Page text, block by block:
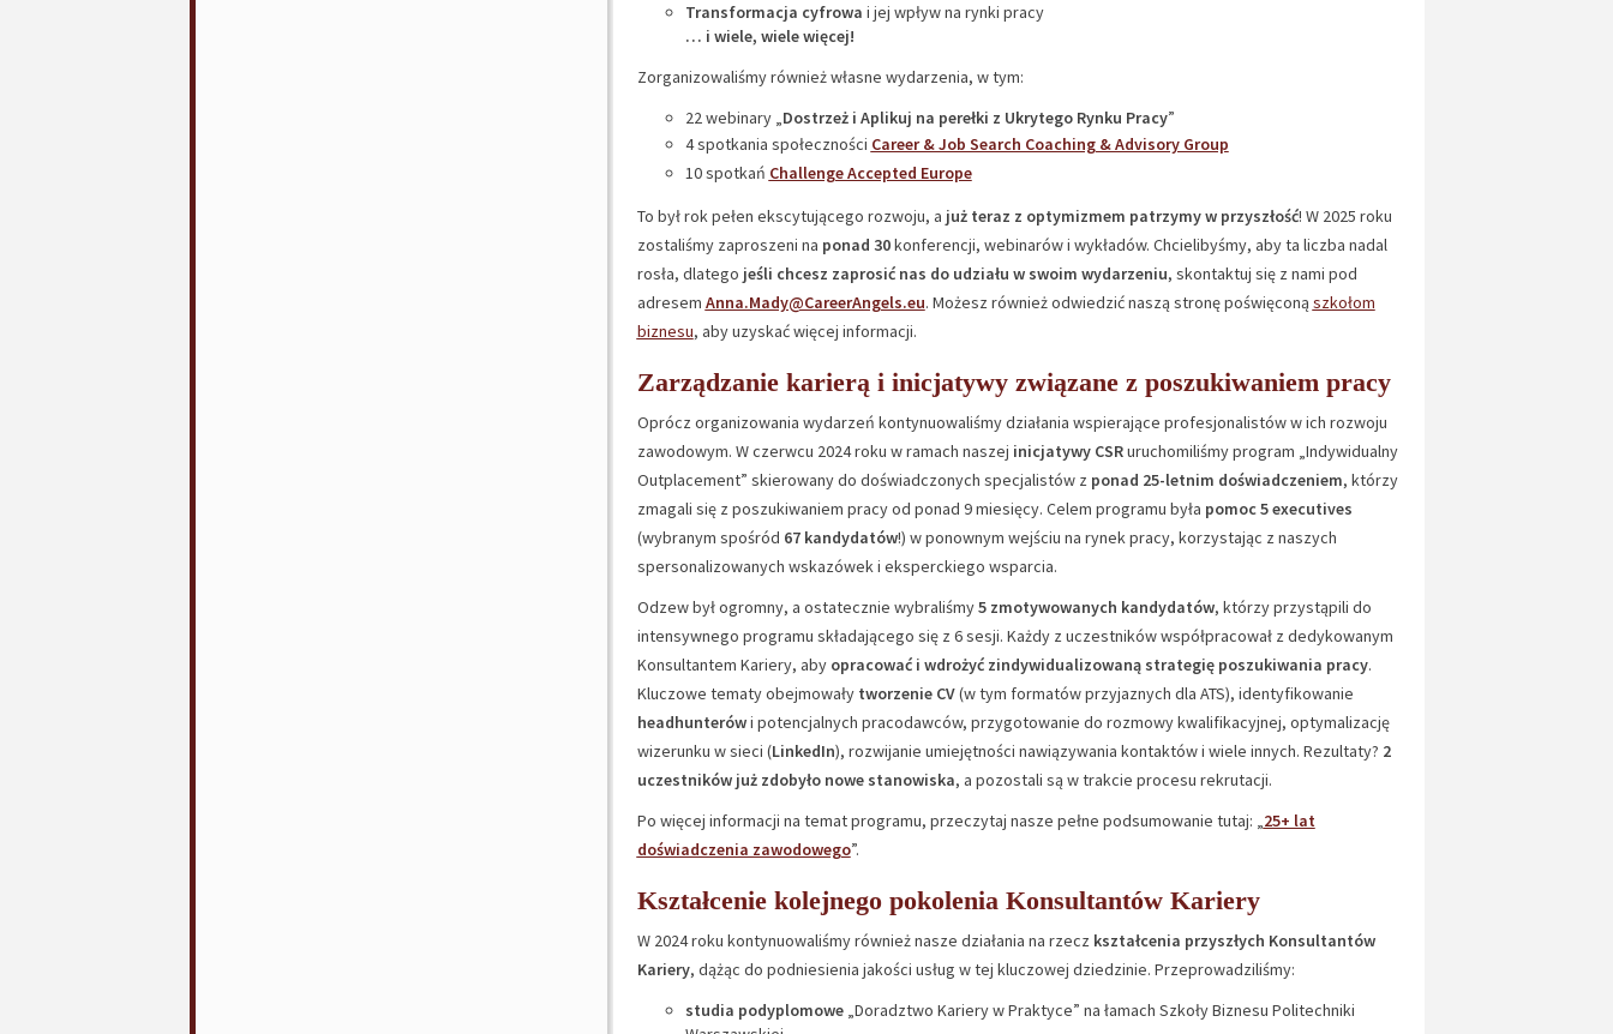
Transformacja cyfrowa i jej wpływ na rynki pracy
… i wiele, wiele więcej!
Zorganizowaliśmy również własne wydarzenia, w tym:
22 webinary „Dostrzeż i Aplikuj na perełki z Ukrytego Rynku Pracy”
4 spotkania społeczności Career & Job Search Coaching & Advisory Group
10 spotkań Challenge Accepted Europe
To był rok pełen ekscytującego rozwoju, a już teraz z optymizmem patrzymy w przyszłość! W 2025 roku
zostaliśmy zaproszeni na ponad 30konferencji, webinarów i wykładów. Chcielibyśmy, aby ta liczba nadal
rosła, dlatego jeśli chcesz zaprosić nas do udziału w swoim wydarzeniu, skontaktuj się z nami pod
adresem Anna.Mady@CareerAngels.eu. Możesz również odwiedzić naszą stronę poświęconą szkołom
biznesu, aby uzyskać więcej informacji.
Zarządzanie karierą i inicjatywy związane z poszukiwaniem pracy
Oprócz organizowania wydarzeń kontynuowaliśmy działania wspierające profesjonalistów w ich rozwoju
zawodowym. W czerwcu 2024 roku w ramach naszej inicjatywy CSRuruchomiliśmy program „Indywidualny
Outplacement” skierowany do doświadczonych specjalistów z ponad 25-letnim doświadczeniem, którzy
zmagali się z poszukiwaniem pracy od ponad 9 miesięcy. Celem programu była pomoc 5 executives
(wybranym spośród 67 kandydatów!) w ponownym wejściu na rynek pracy, korzystając z naszych
spersonalizowanych wskazówek i eksperckiego wsparcia.
Odzew był ogromny, a ostatecznie wybraliśmy5 zmotywowanych kandydatów, którzy przystąpili do
intensywnego programu składającego się z 6 sesji. Każdy z uczestników współpracował z dedykowanym
Konsultantem Kariery, aby opracować i wdrożyć zindywidualizowaną strategię poszukiwania pracy.
Kluczowe tematy obejmowały tworzenie CV(w tym formatów przyjaznych dla ATS), identyfikowanie
headhunterówi potencjalnych pracodawców, przygotowanie do rozmowy kwalifikacyjnej, optymalizację
wizerunku w sieci (LinkedIn), rozwijanie umiejętności nawiązywania kontaktów i wiele innych. Rezultaty? 2
uczestników już zdobyło nowe stanowiska, a pozostali są w trakcie procesu rekrutacji.
Po więcej informacji na temat programu, przeczytaj nasze pełne podsumowanie tutaj: „25+ lat
doświadczenia zawodowego”.
Kształcenie kolejnego pokolenia Konsultantów Kariery
W 2024 roku kontynuowaliśmy również nasze działania na rzecz kształcenia przyszłych Konsultantów
Kariery, dążąc do podniesienia jakości usług w tej kluczowej dziedzinie. Przeprowadziliśmy:
studia podyplomowe„Doradztwo Kariery w Praktyce” na łamach Szkoły Biznesu Politechniki